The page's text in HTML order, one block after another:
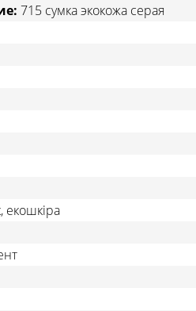
715 сумка экокожа серая
екошкіра